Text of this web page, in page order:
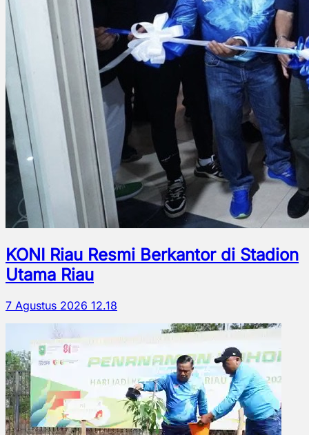
KONI Riau Resmi Berkantor di Stadion
Utama Riau
7 Agustus 2026 12.18